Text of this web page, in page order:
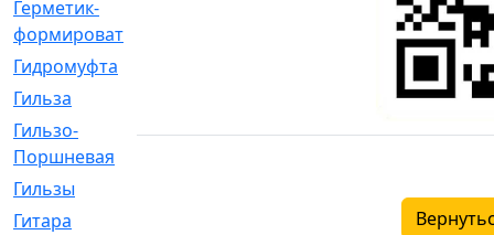
Герметик-
формирователь
Гидромуфта
Гильза
Гильзо-
Поршневая
[13]
Гильзы
Гитара